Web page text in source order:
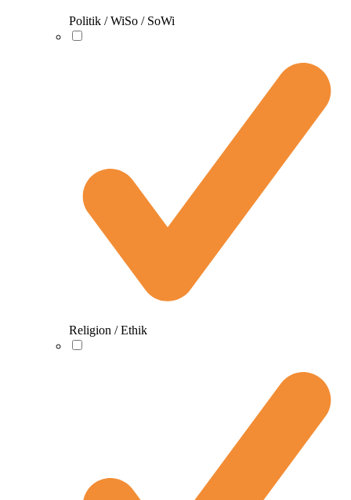
Politik / WiSo / SoWi
Religion / Ethik